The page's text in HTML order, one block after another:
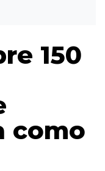
150
como